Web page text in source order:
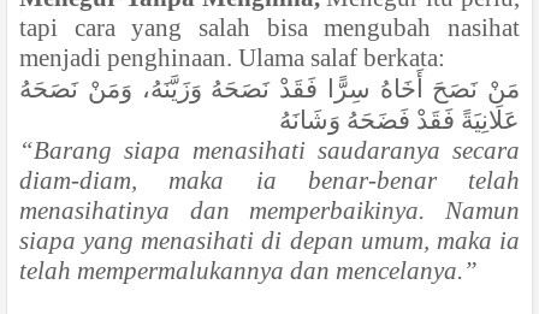
tapi cara yang salah bisa mengubah nasihat
menjadi penghinaan. Ulama salaf berkata:
مَنْ نَصَحَ أَخَاهُ سِرًّا فَقَدْ نَصَحَهُ وَزَيَّنَهُ، وَمَنْ نَصَحَهُ
عَلَانِيَةً فَقَدْ فَضَحَهُ وَشَانَهُ
“Barang siapa menasihati saudaranya secara
diam-diam, maka ia benar-benar telah
menasihatinya dan memperbaikinya. Namun
siapa yang menasihati di depan umum, maka ia
telah mempermalukannya dan mencelanya.”